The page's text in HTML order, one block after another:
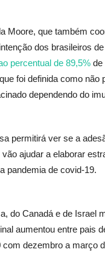
Moore, que também
dos brasileiros
percentual de 89,5% de
foi definida como não
dependendo do
permitirá ver se a
ajudar a elaborar
pandemia de covid-19.
do Canadá e de Israel
aumentou entre pais
dezembro a março